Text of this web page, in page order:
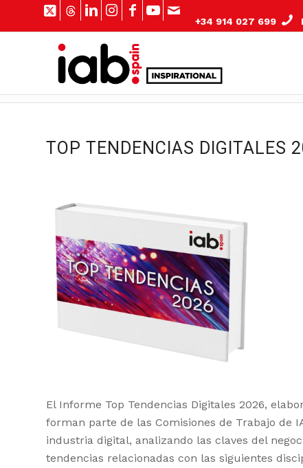
+34 914 027 699
TOP TENDENCIAS DIGITALES
El Informe Top Tendencias Digitales 2026,
forman parte de las Comisiones de Trabajo de
industria digital, analizando las claves del
tendencias relacionadas con las siguientes